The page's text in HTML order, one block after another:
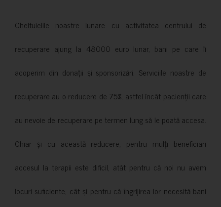
Cheltuielile noastre lunare cu activitatea centrului de
recuperare ajung la 48000 euro lunar, bani pe care îi
acoperim din donații și sponsorizări. Serviciile noastre de
recuperare au o reducere de 75%, astfel încât pacienții care
au nevoie de recuperare pe termen lung să le poată accesa.
Chiar și cu această reducere, pentru mulți beneficiari
accesul la terapii este dificil, atât pentru că noi nu avem
locuri suficiente, cât și pentru că îngrijirea lor necesită bani